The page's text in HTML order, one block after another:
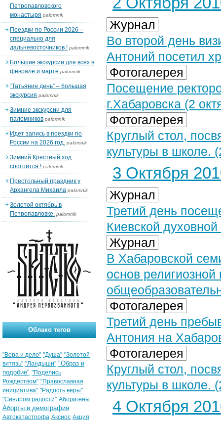
Журнал
Во второй день
Антоний посетил
Фотогалерея
Посещение
г.Хабаровска (2
Фотогалерея
Круглый стол,
культуры в школе.
3 Октября
Журнал
Третий день
Киевской
Журнал
В Хабаровской
основ религиозной
Фотогалерея
Третий день
Антония на
Фотогалерея
Круглый стол,
культуры в школе.
4 Октября
Петропавловского
монастыря palomnik
Поездки по России 2026 –
специально для
дальневосточников ! palomnik
Большие экскурсии для всех в
феврале и марте palomnik
“Татьянин день” – большая
экскурсия palomnik
Зимние экскурсии для
паломников palomnik
Идет запись в поездки по
России на 2026 год. palomnik
Зимний Крестный ход
состоится ! palomnik
Престольный праздник у
Архангела Михаила palomnik
Золотой октябрь в
Петропавловке. palomnik
Облако тегов
"Вера и дело" "Душа" "Золотой
витязь" "Ландыши" "Образ и
подобие" "Поделись
Рождеством" "Православная
инициатива" "Радость веры"
"Синдром радости" Аборигены
Аборты и демография
Автокатастрофа Аксиос Акция